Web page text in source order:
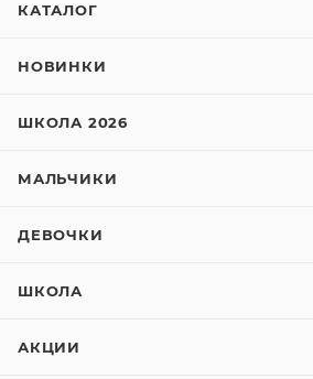
КАТАЛОГ
НОВИНКИ
ШКОЛА 2026
МАЛЬЧИКИ
ДЕВОЧКИ
ШКОЛА
АКЦИИ